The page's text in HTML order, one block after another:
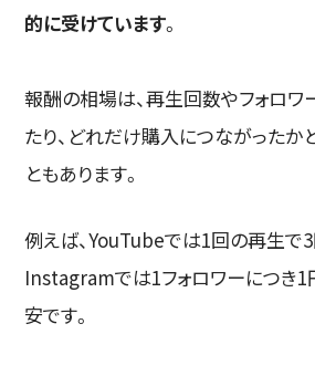
的に受けています。
報酬の相場は、再生回数やフォロワ
たり、どれだけ購入につながったか
ともあります。
例えば、YouTubeでは1回の再生で3
Instagramでは1フォロワーにつき
安です。